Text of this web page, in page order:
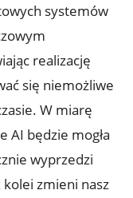
systemów
realizację
się niemożliwe
W miarę
AI będzie mogła
wyprzedzi
kolei zmieni nasz